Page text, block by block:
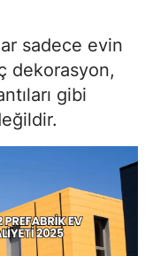
sadece evin
dekorasyon,
gibi